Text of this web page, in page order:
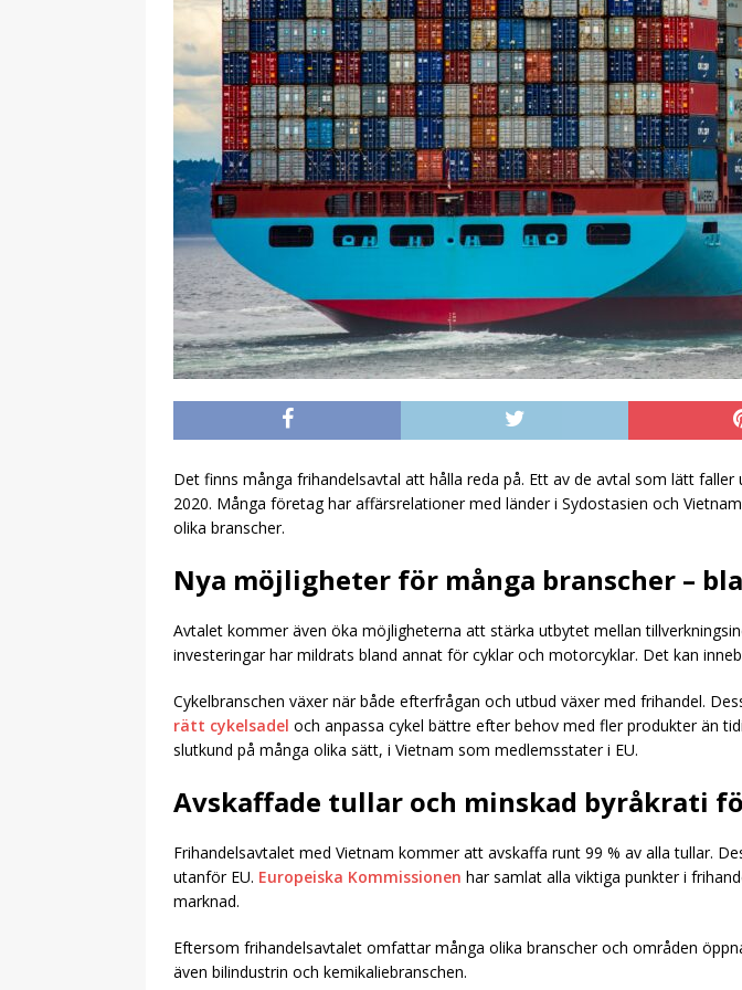
Det finns många frihandelsavtal att hålla reda på. Ett av de avtal som lätt
2020. Många företag har affärsrelationer med länder i Sydostasien och
olika branscher.
Nya möjligheter för många branscher –
Avtalet kommer även öka möjligheterna att stärka utbytet mellan
investeringar har mildrats bland annat för cyklar och motorcyklar. Det kan
Cykelbranschen växer när både efterfrågan och utbud växer med frihandel.
rätt cykelsadel och anpassa cykel bättre efter behov med fler produkter än
slutkund på många olika sätt, i Vietnam som medlemsstater i EU.
Avskaffade tullar och minskad byråkrati
Frihandelsavtalet med Vietnam kommer att avskaffa runt 99 % av alla tullar.
utanför EU. Europeiska Kommissionen har samlat alla viktiga punkter i
marknad.
Eftersom frihandelsavtalet omfattar många olika branscher och områden
även bilindustrin och kemikaliebranschen.